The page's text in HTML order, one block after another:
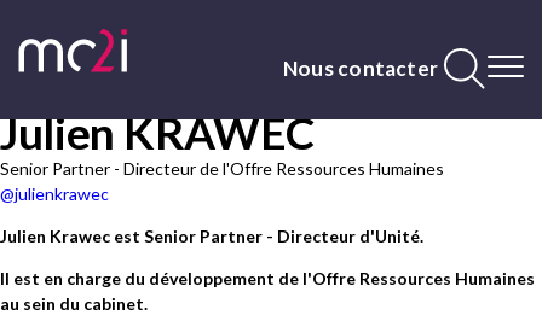
Nous contacter
Contenu
principal
Julien KRAWEC
Senior Partner - Directeur de l'Offre Ressources Humaines
@julienkrawec
Julien Krawec est Senior Partner - Directeur d'Unité.
Il est en charge du développement de l'Offre Ressources Humaines
au sein du cabinet.